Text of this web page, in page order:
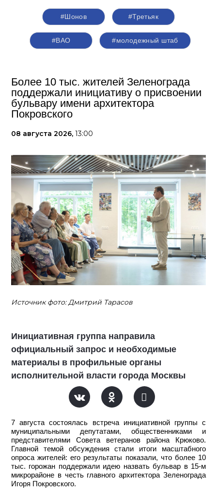
#Шонов #Третьяк
#ВАО #молодежный штаб
Более 10 тыс. жителей Зеленограда
поддержали инициативу о присвоении
бульвару имени архитектора
Покровского
08 августа 2026, 13:00
Источник фото: Дмитрий Тарасов
Инициативная группа направила
официальный запрос и необходимые
материалы в профильные органы
исполнительной власти города Москвы
7 августа состоялась встреча инициативной группы с
муниципальными депутатами, общественниками и
представителями Совета ветеранов района Крюково.
Главной темой обсуждения стали итоги масштабного
опроса жителей: его результаты показали, что более 10
тыс. горожан поддержали идею назвать бульвар в 15-м
микрорайоне в честь главного архитектора Зеленограда
Игоря Покровского.